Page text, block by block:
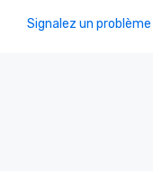
Signalez un problème